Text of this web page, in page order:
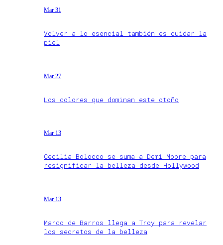
Mar 31
Volver a lo esencial también es cuidar la
piel
Mar 27
Los colores que dominan este otoño
Mar 13
Cecilia Bolocco se suma a Demi Moore para
resignificar la belleza desde Hollywood
Mar 13
Marco de Barros llega a Troy para revelar
los secretos de la belleza